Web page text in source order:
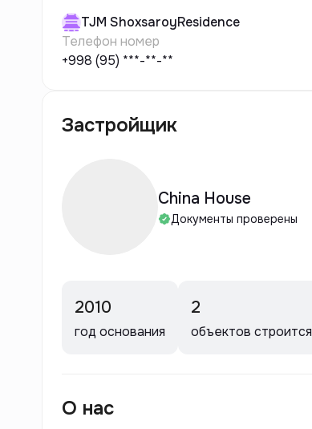
TJM ShoxsaroyResidence
Телефон номер
+998 (95) ***-**-**
Застройщик
China House
Документы проверены
2010
год основания
2
объектов строится
О нас